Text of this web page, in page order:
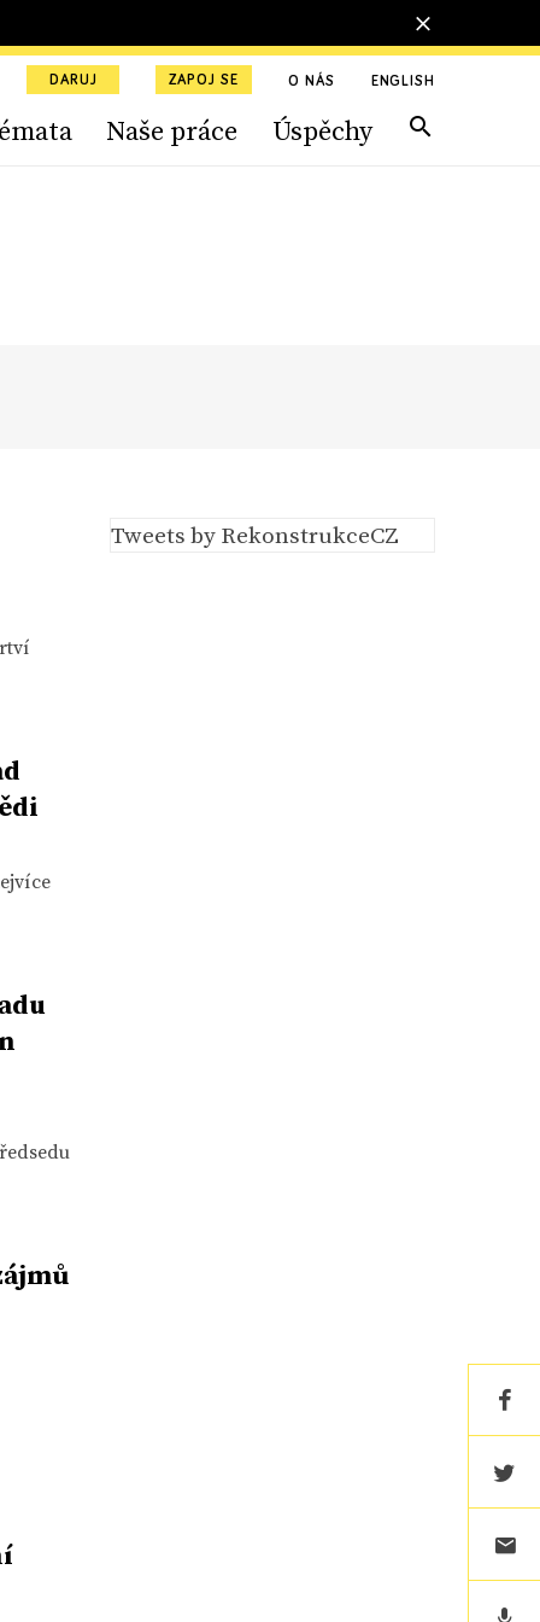
DARUJ ZAPOJ SE O NÁS ENGLISH
Naše práce Úspěchy
Tweets by RekonstrukceCZ